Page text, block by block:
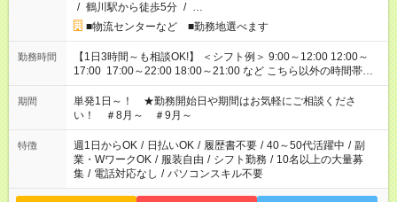
/ 鶴川駅から徒歩5分 / …
■物流センターなど ■勤務地選べます
勤務時間
【1日3時間～も相談OK!】 ＜シフト例＞ 9:00～12:00 12:00～
17:00 17:00～22:00 18:00～21:00 など こちら以外の時間帯も
お気軽にご相談ください！
期間
単発1日～！ ★勤務開始日や期間はお気軽にご相談くださ
い！ ＃8月～ ＃9月～
特徴 週1日からOK / 日払いOK / 履歴書不要 / 40～50代活躍中 / 副
業・WワークOK / 服装自由 / シフト勤務 / 10名以上の大量募
集 / 電話対応なし / パソコンスキル不要